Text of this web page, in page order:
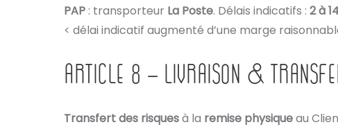
PAP : transporteur La Poste. Délais indicatifs : 2 à
< délai indicatif augmenté d’une marge
ARTICLE 8 – LIVRAISON &
Transfert des risquesà la remise physiqueau